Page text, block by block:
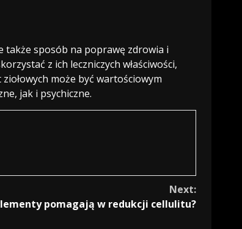
także sposób na poprawę zdrowia i
z ich leczniczych właściwości,
może być wartościowym
jak i psychiczne.
Next:
pomagają w redukcji cellulitu?